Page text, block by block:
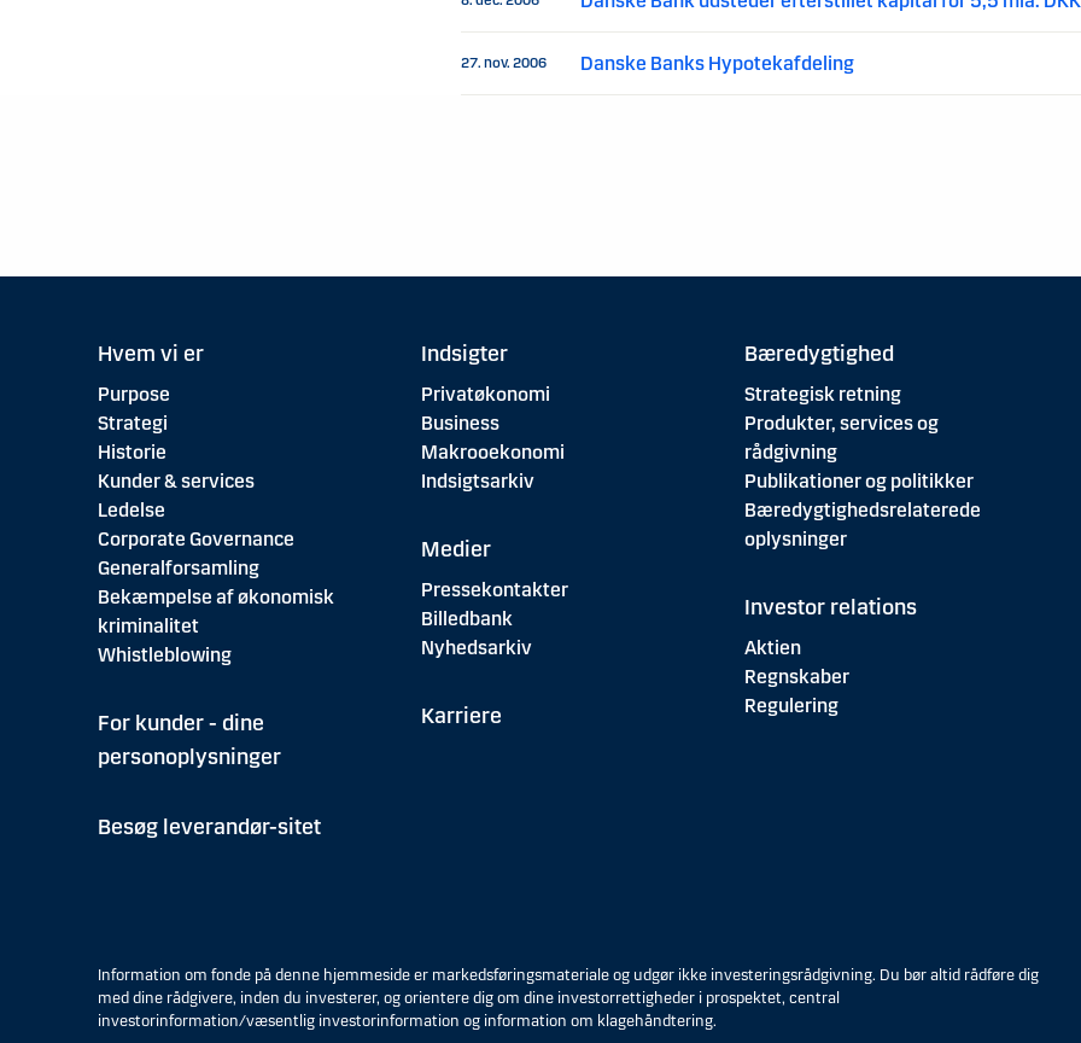
27. nov. 2006 Danske Banks Hypotekafdeling
Hvem vi er
Purpose
Strategi
Historie
Kunder & services
Ledelse
Corporate Governance
Generalforsamling
Bekæmpelse af økonomisk
kriminalitet
Whistleblowing
For kunder - dine
personoplysninger
Besøg leverandør-sitet
Indsigter
Privatøkonomi
Business
Makrooekonomi
Indsigtsarkiv
Medier
Pressekontakter
Billedbank
Nyhedsarkiv
Karriere
Bæredygtighed
Strategisk retning
Produkter, services og
rådgivning
Publikationer og politikker
Bæredygtighedsrelaterede
oplysninger
Investor relations
Aktien
Regnskaber
Regulering
Information om fonde på denne hjemmeside er markedsføringsmateriale og udgør ikke investeringsrådgivning. Du bør altid rådføre dig
med dine rådgivere, inden du investerer, og orientere dig om dine investorrettigheder i prospektet, central
investorinformation/væsentlig investorinformation og information om klagehåndtering.